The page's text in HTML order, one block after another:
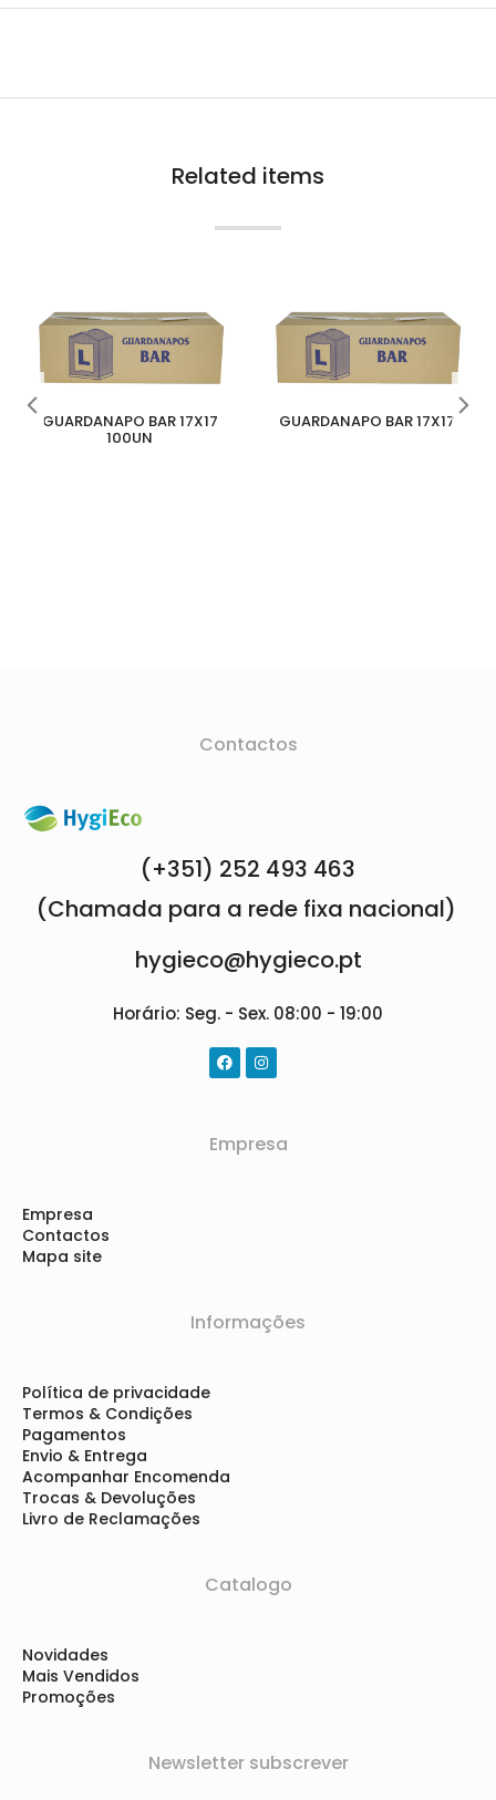
Related items
GUARDANAPO BAR 17X17
100UN
GUARDANAPO BAR 17X17
Contactos
(+351) 252 493 463
(Chamada para a rede fixa nacional)
hygieco@hygieco.pt
Horário: Seg. - Sex. 08:00 - 19:00
Empresa
Empresa
Contactos
Mapa site
Informações
Política de privacidade
Termos & Condições
Pagamentos
Envio & Entrega
Acompanhar Encomenda
Trocas & Devoluções
Livro de Reclamações
Catalogo
Novidades
Mais Vendidos
Promoções
Newsletter subscrever